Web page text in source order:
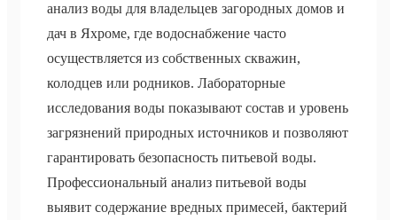
анализ воды для владельцев загородных домов и
дач в Яхроме, где водоснабжение часто
осуществляется из собственных скважин,
колодцев или родников. Лабораторные
исследования воды показывают состав и уровень
загрязнений природных источников и позволяют
гарантировать безопасность питьевой воды.
Профессиональный анализ питьевой воды
выявит содержание вредных примесей, бактерий